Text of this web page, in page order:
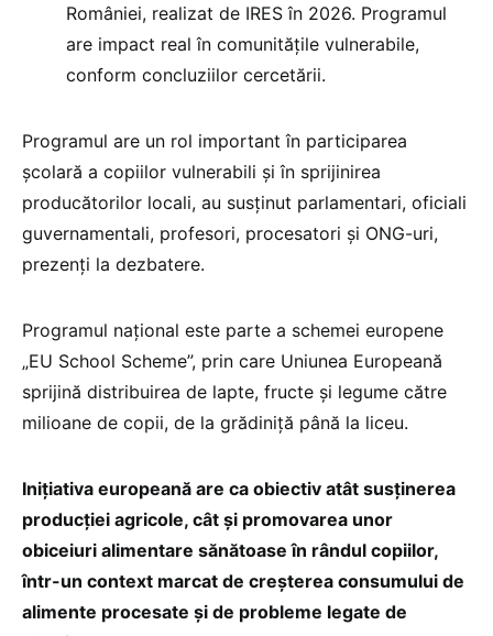
României, realizat de IRES în 2026. Programul
are impact real în comunitățile vulnerabile,
conform concluziilor cercetării.
Programul are un rol important în participarea
școlară a copiilor vulnerabili și în sprijinirea
producătorilor locali, au susținut parlamentari, oficiali
guvernamentali, profesori, procesatori și ONG-uri,
prezenți la dezbatere.
Programul național este parte a schemei europene
„EU School Scheme”, prin care Uniunea Europeană
sprijină distribuirea de lapte, fructe și legume către
milioane de copii, de la grădiniță până la liceu.
Inițiativa europeană are ca obiectiv atât susținerea
producției agricole, cât și promovarea unor
obiceiuri alimentare sănătoase în rândul copiilor,
într-un context marcat de creșterea consumului de
alimente procesate și de probleme legate de